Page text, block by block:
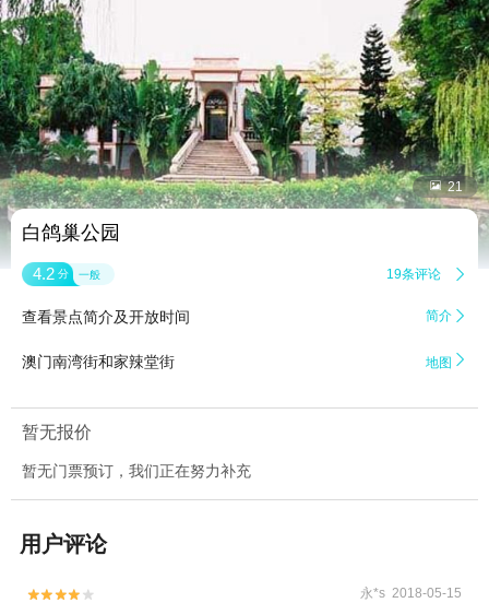
 21
白鸽巢公园
4.2 分 一般 19条评论 
查看景点简介及开放时间 简介 
澳门南湾街和家辣堂街 地图 
暂无报价
暂无门票预订，我们正在努力补充
用户评论

 永*s 2018-05-15
